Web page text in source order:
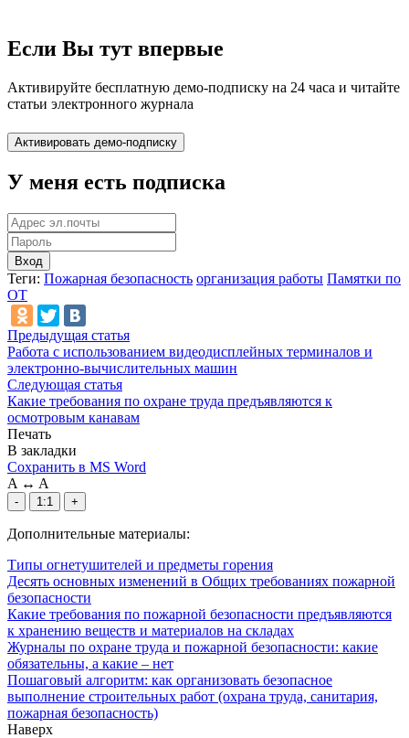
Если Вы тут впервые
Активируйте бесплатную демо-подписку на 24 часа и читайте
статьи электронного журнала
У меня есть подписка
Вход
Теги: Пожарная безопасность организация работы Памятки по
ОТ
Предыдущая статья
Работа с использованием видеодисплейных терминалов и
электронно-вычислительных машин
Следующая статья
Какие требования по охране труда предъявляются к
осмотровым канавам
Печать
В закладки
Сохранить в MS Word
A ↔ A
- 1:1 +
Дополнительные материалы:
Типы огнетушителей и предметы горения
Десять основных изменений в Общих требованиях пожарной
безопасности
Какие требования по пожарной безопасности предъявляются
к хранению веществ и материалов на складах
Журналы по охране труда и пожарной безопасности: какие
обязательны, а какие – нет
Пошаговый алгоритм: как организовать безопасное
выполнение строительных работ (охрана труда, санитария,
пожарная безопасность)
Наверх